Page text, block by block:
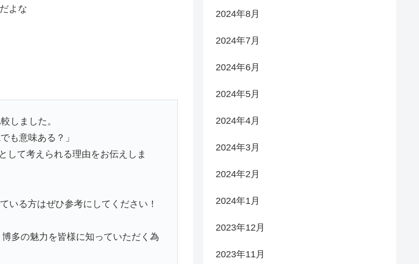
よな
しました。
も意味ある？」
して考えられる理由をお伝えしま
いる方はぜひ参考にしてください！
多の魅力を皆様に知っていただく為
2024年8月
2024年7月
2024年6月
2024年5月
2024年4月
2024年3月
2024年2月
2024年1月
2023年12月
2023年11月